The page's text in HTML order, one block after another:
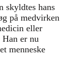
skyldtes hans
på medvirken
eller
er nu
menneske